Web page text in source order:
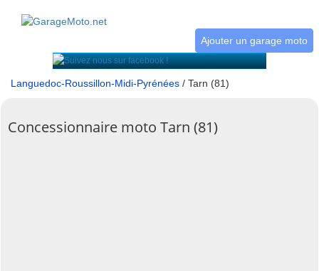
Ajouter un garage moto
Languedoc-Roussillon-Midi-Pyrénées / Tarn (81)
Concessionnaire moto Tarn (81)